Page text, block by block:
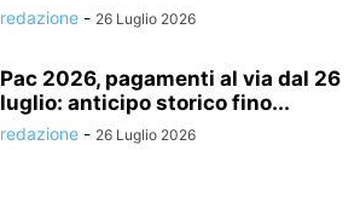
redazione - 26 Luglio 2026
Pac 2026, pagamenti al via dal 26
luglio: anticipo storico fino...
redazione - 26 Luglio 2026